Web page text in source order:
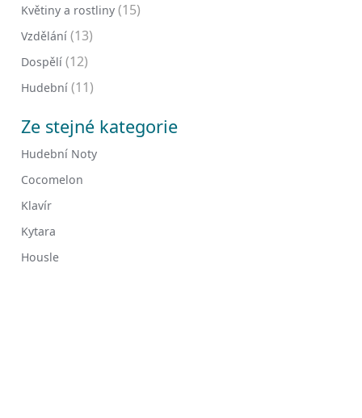
Květiny a rostliny (15)
Vzdělání (13)
Dospělí (12)
Hudební (11)
Ze stejné kategorie
Hudební Noty
Cocomelon
Klavír
Kytara
Housle